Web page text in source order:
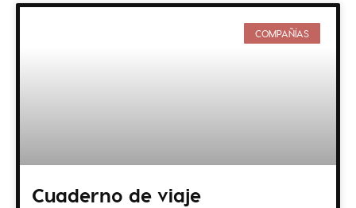
COMPAÑÍAS
Cuaderno de viaje